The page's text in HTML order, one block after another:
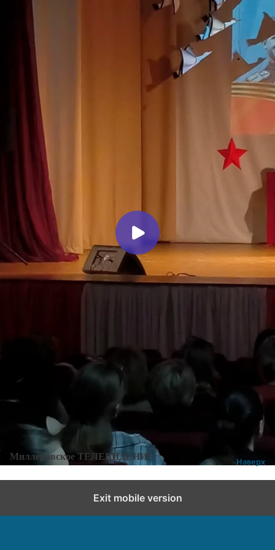
Миллеровское ТЕЛЕВИДЕНИЕ
«Победа одна всех!»
Праздничный концерт к 81-й
годовщине Победы в Великой
Отечественной войне
Миллеровское ТВ 3 месяца назад
Новости Новости города и района
Добавить комментарий
Миллеровское ТЕЛЕВИДЕНИЕ Наверх
Exit mobile version